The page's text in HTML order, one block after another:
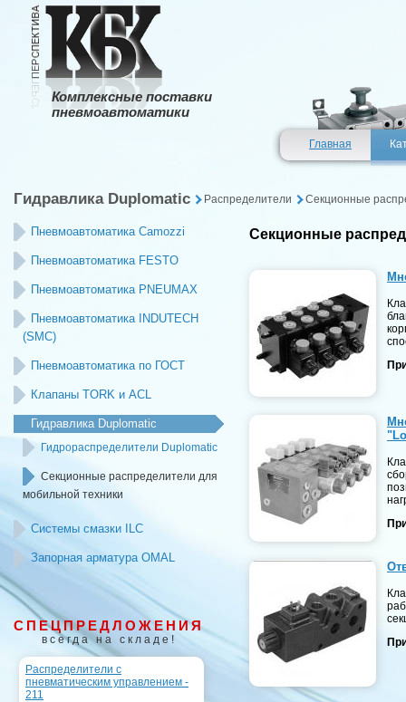
Комплексные поставки
пневмоавтоматики
Главная
Гидравлика Duplomatic Распределители Секционные
Пневмоавтоматика Camozzi
Пневмоавтоматика FESTO
Пневмоавтоматика PNEUMAX
Пневмоавтоматика INDUTECH
(SMC)
Пневмоавтоматика по ГОСТ
Клапаны TORK и ACL
Гидравлика Duplomatic
Гидрораспределители Duplomatic
Секционные распределители для
мобильной техники
Системы смазки ILC
Запорная арматура OMAL
СПЕЦПРЕДЛОЖЕНИЯ
всегда на складе!
Распределители с
пневматическим управлением -
211
Секционные